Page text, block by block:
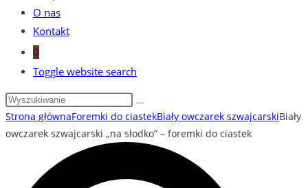
O nas
Kontakt
0
Toggle website search
Strona głównaForemki do ciastekBiały owczarek szwajcarskiBiały
owczarek szwajcarski „na słodko” – foremki do ciastek